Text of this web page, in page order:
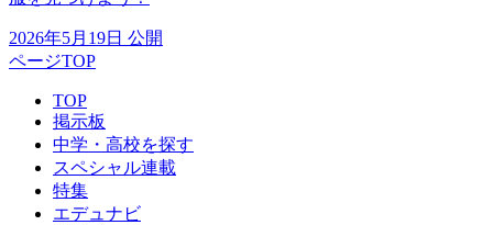
2026年5月19日 公開
ページTOP
TOP
掲示板
中学・高校を探す
スペシャル連載
特集
エデュナビ